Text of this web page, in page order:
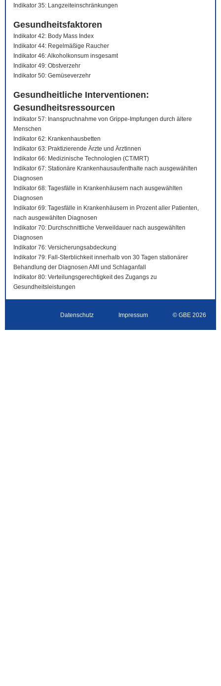
Indikator 35: Langzeiteinschränkungen
Gesundheitsfaktoren
Indikator 42: Body Mass Index
Indikator 44: Regelmäßige Raucher
Indikator 46: Alkoholkonsum insgesamt
Indikator 49: Obstverzehr
Indikator 50: Gemüseverzehr
Gesundheitliche Interventionen:
Gesundheitsressourcen
Indikator 57: Inanspruchnahme von Grippe-Impfungen durch ältere
Menschen
Indikator 62: Krankenhausbetten
Indikator 63: Praktizierende Ärzte und Ärztinnen
Indikator 66: Medizinische Technologien (CT/MRT)
Indikator 67: Stationäre Krankenhausaufenthalte nach ausgewählten
Diagnosen
Indikator 68: Tagesfälle in Krankenhäusern nach ausgewählten
Diagnosen
Indikator 69: Tagesfälle in Krankenhäusern in Prozent aller Patienten,
nach ausgewählten Diagnosen
Indikator 70: Durchschnittliche Verweildauer nach ausgewählten
Diagnosen
Indikator 76: Versicherungsabdeckung
Indikator 79: Fall-Sterblichkeit innerhalb von 30 Tagen stationärer
Behandlung der Diagnosen AMI und Schlaganfall
Indikator 80: Verteilungsgerechtigkeit des Zugangs zu
Gesundheitsleistungen
Datenschutz Impressum © GBE 2026